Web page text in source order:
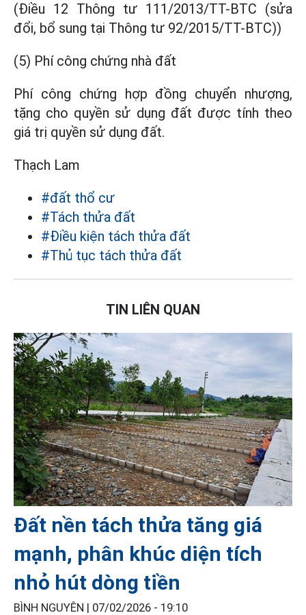
(Điều 12 Thông tư 111/2013/TT-BTC (sửa
đổi, bổ sung tại Thông tư 92/2015/TT-BTC))
(5) Phí công chứng nhà đất
Phí công chứng hợp đồng chuyển nhượng,
tặng cho quyền sử dụng đất được tính theo
giá trị quyền sử dụng đất.
Thạch Lam
#đất thổ cư
#Tách thửa đất
#Điều kiện tách thửa đất
#Thủ tục tách thửa đất
TIN LIÊN QUAN
Đất nền tách thửa tăng giá
mạnh, phân khúc diện tích
nhỏ hút dòng tiền
BÌNH NGUYÊN | 07/02/2026 - 19:10